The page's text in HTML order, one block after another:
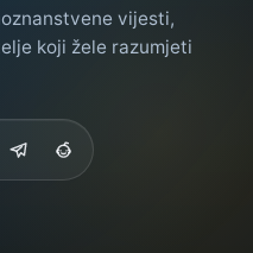
vijesti,
koji žele razumjeti